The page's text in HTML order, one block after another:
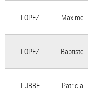
LOPEZ Maxime
LOPEZ Baptiste
LUBBE Patricia